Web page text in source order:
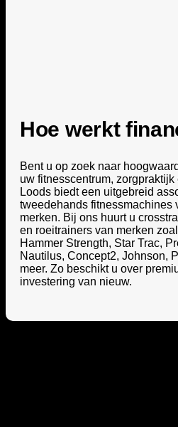
Hoe werkt
Bent u op zoek naar
uw fitnesscentrum,
Loods biedt een uitgebreid
tweedehands fitnessmachines
merken. Bij ons huurt u
en roeitrainers van merken
Hammer Strength, Star Trac,
Nautilus, Concept2, Johnson,
meer. Zo beschikt u over
investering van nieuw.